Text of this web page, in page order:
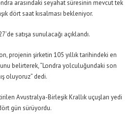
arasındaki seyahat süresinin mevcut tek
dört saat kısalması bekleniyor.
satışa sunulacağı açıklandı.
projenin şirketin 105 yıllık tarihindeki en
belirterek,“Londra yolculuğundaki son
oluyoruz” dedi.
Avustralya-Birleşik Krallık uçuşları yedi
gün sürüyordu.